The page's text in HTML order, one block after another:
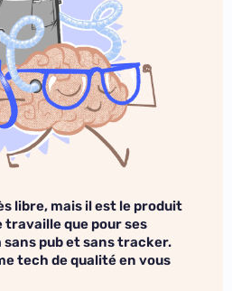
libre, mais il est le produit
que pour ses
pub et sans tracker.
tech de qualité en vous